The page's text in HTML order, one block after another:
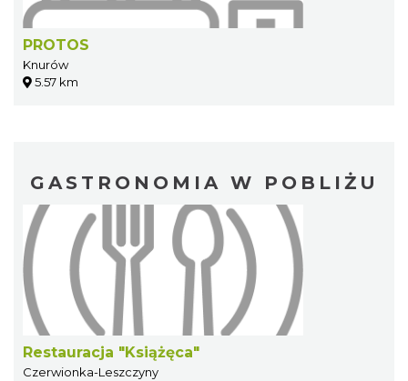
PROTOS
Knurów
5.57 km
GASTRONOMIA W POBLIŻU
Restauracja "Książęca"
Czerwionka-Leszczyny